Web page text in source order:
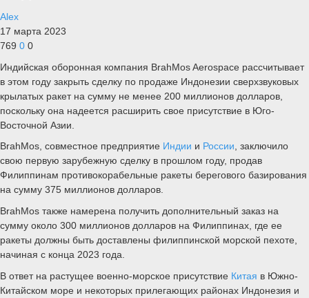
Alex
17 марта 2023
769 0 0
Индийская оборонная компания BrahMos Aerospace рассчитывает
в этом году закрыть сделку по продаже Индонезии сверхзвуковых
крылатых ракет на сумму не менее 200 миллионов долларов,
поскольку она надеется расширить свое присутствие в Юго-
Восточной Азии.
BrahMos, совместное предприятие Индии и России, заключило
свою первую зарубежную сделку в прошлом году, продав
Филиппинам противокорабельные ракеты берегового базирования
на сумму 375 миллионов долларов.
BrahMos также намерена получить дополнительный заказ на
сумму около 300 миллионов долларов на Филиппинах, где ее
ракеты должны быть доставлены филиппинской морской пехоте,
начиная с конца 2023 года.
В ответ на растущее военно-морское присутствие Китая в Южно-
Китайском море и некоторых прилегающих районах Индонезия и